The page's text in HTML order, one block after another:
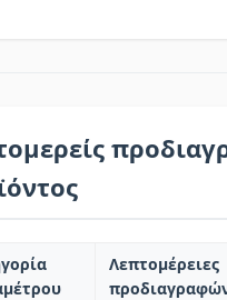
Λεπτομέρειες